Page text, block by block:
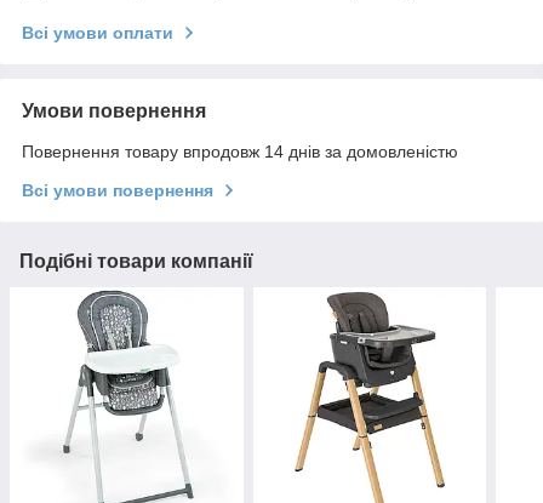
Всі умови оплати
Умови повернення
Повернення товару впродовж 14 днів за домовленістю
Всі умови повернення
Подібні товари компанії